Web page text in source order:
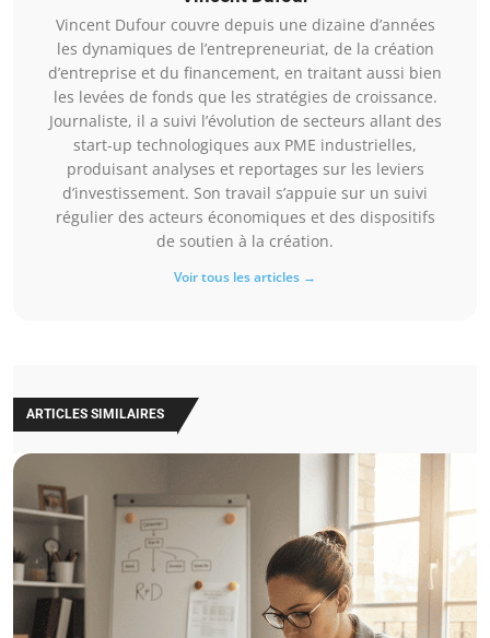
Vincent Dufour couvre depuis une dizaine d’années
les dynamiques de l’entrepreneuriat, de la création
d’entreprise et du financement, en traitant aussi bien
les levées de fonds que les stratégies de croissance.
Journaliste, il a suivi l’évolution de secteurs allant des
start-up technologiques aux PME industrielles,
produisant analyses et reportages sur les leviers
d’investissement. Son travail s’appuie sur un suivi
régulier des acteurs économiques et des dispositifs
de soutien à la création.
Voir tous les articles →
ARTICLES SIMILAIRES